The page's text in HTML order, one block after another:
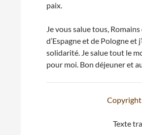
paix.
Je vous salue tous,
d’Espagne et de Pologne
solidarité. Je salue tout le
pour moi. Bon déjeuner et
Texte